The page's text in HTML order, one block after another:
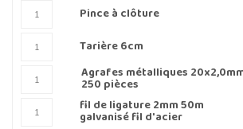
Pince à clôture
Tarière 6cm
Agrafes métalliques
250 pièces
fil de ligature 2mm 50m
galvanisé fil d'acier